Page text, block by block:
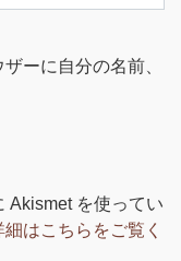
ーに自分の名前、
Akismet を使ってい
はこちらをご覧く